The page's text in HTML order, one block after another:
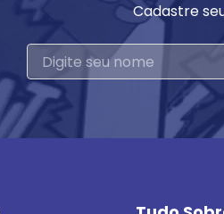
Cadastre